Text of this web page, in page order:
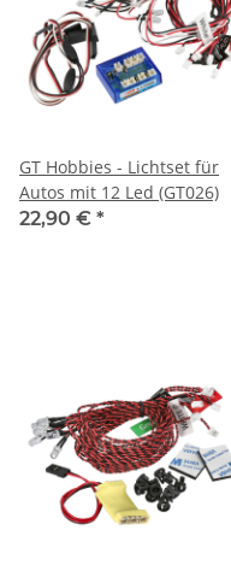
GT Hobbies - Lichtset für
Autos mit 12 Led (GT026)
22,90 € *